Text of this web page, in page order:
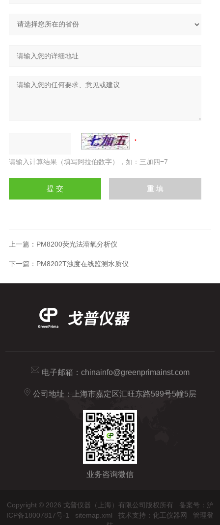
请输入计算结果（填写阿拉伯数字），如：三加四=7
上一篇： PM8200荧光法溶氧分析仪
下一篇： PM8202T浊度在线监测水质仪
电子邮箱： chinainfo@greenprimainst.com
公司地址：上海市嘉定区汇旺东路599号5幢5层
业务咨询微信
Copyright © 2026 戈普仪器（上海）有限公司版权所有 备案号：沪
ICP备18007817号-1
sitemap.xml 技术支持： 化工仪器网
管理登